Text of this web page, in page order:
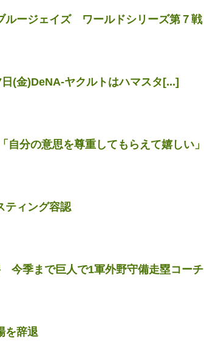
ージェイズ ワールドシリーズ第７戦
(金)DeNA-ヤクルトはハマスタ[...]
分の意思を尊重してもらえて嬉しい」
ティング容認
今季まで巨人で1軍外野守備走塁コーチ
を辞退